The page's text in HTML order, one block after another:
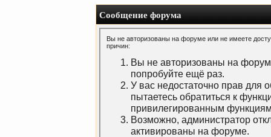
Сообщение форума
Вы не авторизованы на форуме или не имеете
причин:
Вы не авторизованы на
попробуйте ещё раз.
У вас недостаточно прав для
пытаетесь обратиться к
привилегированным
Возможно, администратор
активированы на форуме.